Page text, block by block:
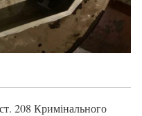
208 Кримінального